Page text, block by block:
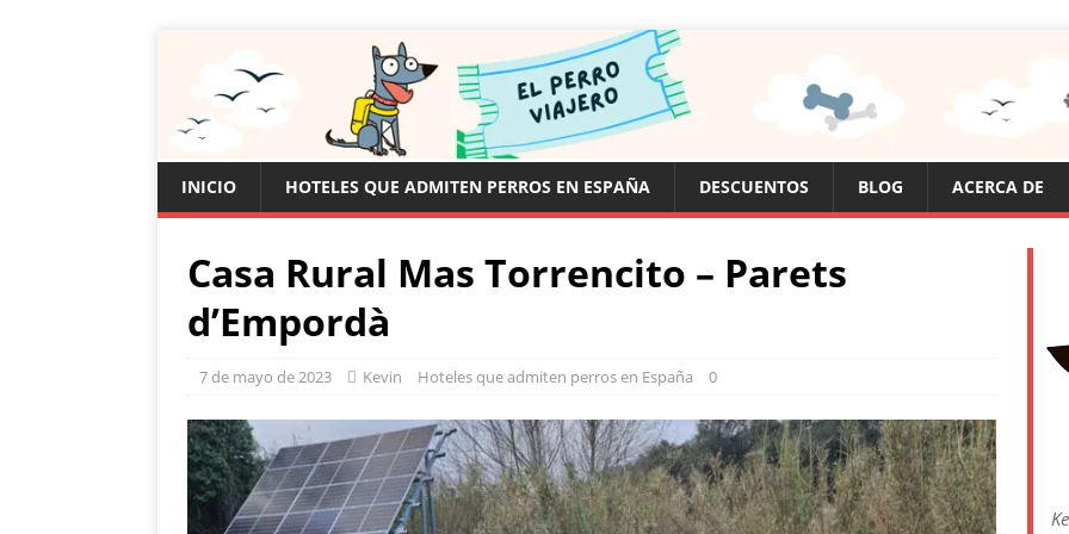
INICIO HOTELES QUE ADMITEN PERROS EN ESPAÑA DESCUENTOS BLOG ACERCA DE
Casa Rural Mas Torrencito – Parets
d’Empordà
7 de mayo de 2023 Kevin Hoteles que admiten perros en España 0